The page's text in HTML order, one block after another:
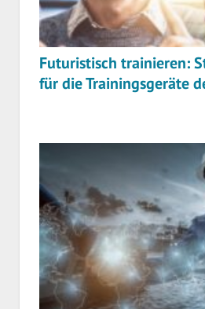
Futuristisch trainieren:
für die Trainingsgeräte